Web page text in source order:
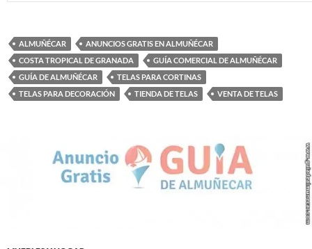
ALMUÑÉCAR
ANUNCIOS GRATIS EN ALMUÑÉCAR
COSTA TROPICAL DE GRANADA
GUÍA COMERCIAL DE ALMUÑÉCAR
GUÍA DE ALMUÑÉCAR
TELAS PARA CORTINAS
TELAS PARA DECORACIÓN
TIENDA DE TELAS VENTA DE TELAS